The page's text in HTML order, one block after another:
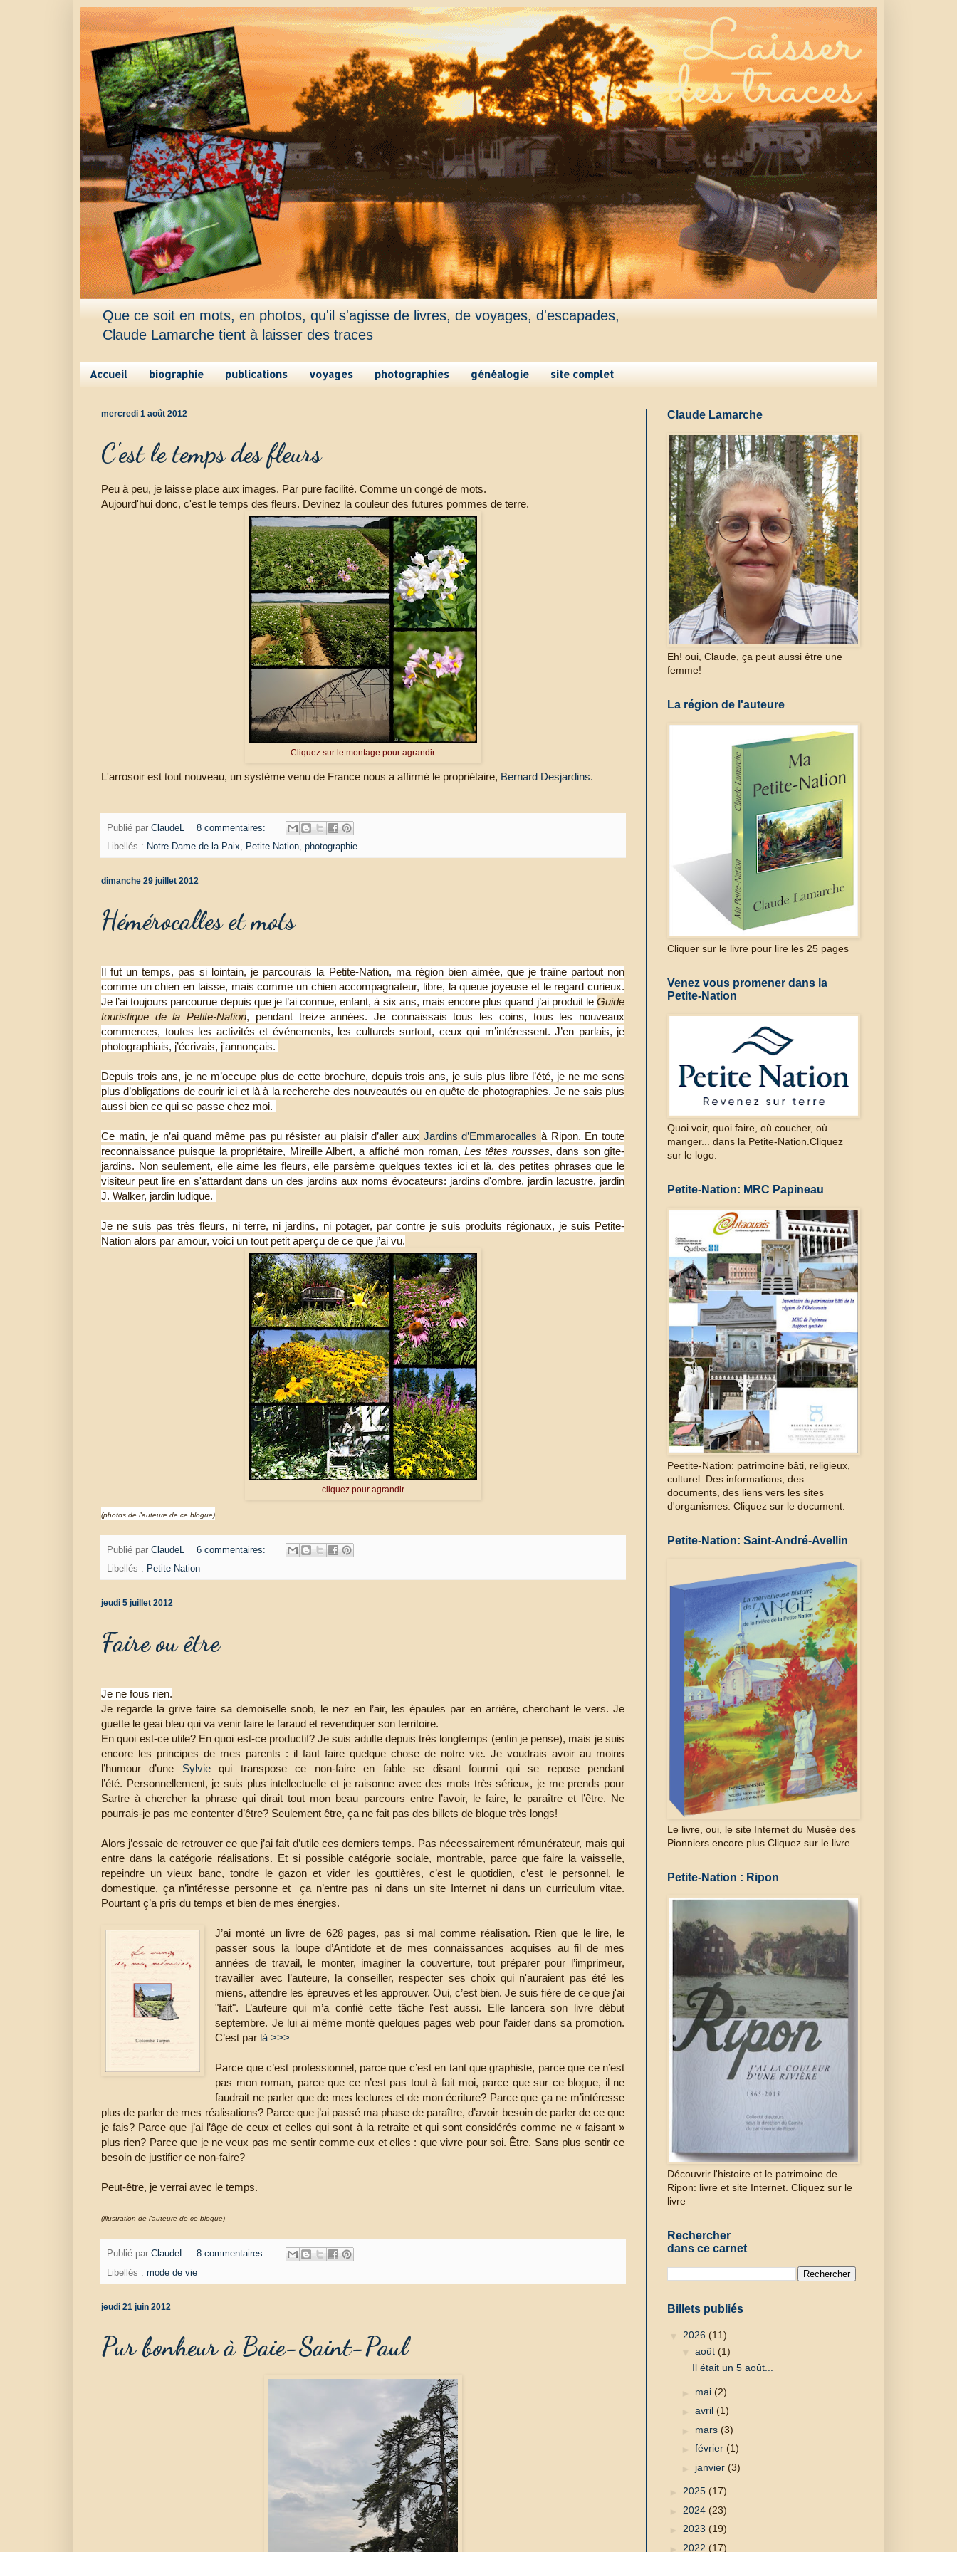
Que ce soit en mots, en photos, qu'il s'agisse de livres, de voyages, d'escapades,
Claude Lamarche tient à laisser des traces
Accueil biographie publications voyages photographies généalogie site complet
mercredi 1 août 2012
C'est le temps des fleurs
Peu à peu, je laisse place aux images. Par pure facilité. Comme un congé de mots.
Aujourd'hui donc, c'est le temps des fleurs. Devinez la couleur des futures pommes de terre.
Cliquez sur le montage pour agrandir
L'arrosoir est tout nouveau, un système venu de France nous a affirmé le propriétaire, Bernard Desjardins.
Publié par ClaudeL
8 commentaires:
Libellés : Notre-Dame-de-la-Paix, Petite-Nation, photographie
dimanche 29 juillet 2012
Hémérocalles et mots
Il fut un temps, pas si lointain, je parcourais la Petite-Nation, ma région bien aimée, que je traîne partout non
comme un chien en laisse, mais comme un chien accompagnateur, libre, la queue joyeuse et le regard curieux.
Je l’ai toujours parcourue depuis que je l’ai connue, enfant, à six ans, mais encore plus quand j’ai produit le Guide
touristique de la Petite-Nation, pendant treize années. Je connaissais tous les coins, tous les nouveaux
commerces, toutes les activités et événements, les culturels surtout, ceux qui m’intéressent. J’en parlais, je
photographiais, j’écrivais, j'annonçais.
Depuis trois ans, je ne m’occupe plus de cette brochure, depuis trois ans, je suis plus libre l’été, je ne me sens
plus d’obligations de courir ici et là à la recherche des nouveautés ou en quête de photographies. Je ne sais plus
aussi bien ce qui se passe chez moi.
Ce matin, je n’ai quand même pas pu résister au plaisir d’aller aux Jardins d’Emmarocalles à Ripon. En toute
reconnaissance puisque la propriétaire, Mireille Albert, a affiché mon roman, Les têtes rousses, dans son gîte-
jardins. Non seulement, elle aime les fleurs, elle parsème quelques textes ici et là, des petites phrases que le
visiteur peut lire en s'attardant dans un des jardins aux noms évocateurs: jardins d'ombre, jardin lacustre, jardin
J. Walker, jardin ludique.
Je ne suis pas très fleurs, ni terre, ni jardins, ni potager, par contre je suis produits régionaux, je suis Petite-
Nation alors par amour, voici un tout petit aperçu de ce que j’ai vu.
cliquez pour agrandir
(photos de l'auteure de ce blogue)
Publié par ClaudeL
6 commentaires:
Libellés : Petite-Nation
jeudi 5 juillet 2012
Faire ou être
Je ne fous rien.
Je regarde la grive faire sa demoiselle snob, le nez en l’air, les épaules par en arrière, cherchant le vers. Je
guette le geai bleu qui va venir faire le faraud et revendiquer son territoire.
En quoi est-ce utile? En quoi est-ce productif? Je suis adulte depuis très longtemps (enfin je pense), mais je suis
encore les principes de mes parents : il faut faire quelque chose de notre vie. Je voudrais avoir au moins
l’humour d’une Sylviequi transpose ce non-faire en fable se disant fourmi qui se repose pendant
l’été. Personnellement, je suis plus intellectuelle et je raisonne avec des mots très sérieux, je me prends pour
Sartre à chercher la phrase qui dirait tout mon beau parcours entre l’avoir, le faire, le paraître et l’être. Ne
pourrais-je pas me contenter d’être? Seulement être, ça ne fait pas des billets de blogue très longs!
Alors j’essaie de retrouver ce que j’ai fait d’utile ces derniers temps. Pas nécessairement rémunérateur, mais qui
entre dans la catégorie réalisations. Et si possible catégorie sociale, montrable, parce que faire la vaisselle,
repeindre un vieux banc, tondre le gazon et vider les gouttières, c’est le quotidien, c’est le personnel, le
domestique, ça n’intéresse personne et ça n’entre pas ni dans un site Internet ni dans un curriculum vitae.
Pourtant ç’a pris du temps et bien de mes énergies.
J’ai monté un livre de 628 pages, pas si mal comme réalisation. Rien que le lire, le
passer sous la loupe d’Antidote et de mes connaissances acquises au fil de mes
années de travail, le monter, imaginer la couverture, tout préparer pour l’imprimeur,
travailler avec l’auteure, la conseiller, respecter ses choix qui n'auraient pas été les
miens, attendre les épreuves et les approuver. Oui, c’est bien. Je suis fière de ce que j'ai
"fait". L’auteure qui m’a confié cette tâche l'est aussi. Elle lancera son livre début
septembre. Je lui ai même monté quelques pages web pour l’aider dans sa promotion.
C’est par là >>>
Parce que c’est professionnel, parce que c’est en tant que graphiste, parce que ce n’est
pas mon roman, parce que ce n’est pas tout à fait moi, parce que sur ce blogue, il ne
faudrait ne parler que de mes lectures et de mon écriture? Parce que ça ne m’intéresse
plus de parler de mes réalisations? Parce que j’ai passé ma phase de paraître, d’avoir besoin de parler de ce que
je fais? Parce que j’ai l’âge de ceux et celles qui sont à la retraite et qui sont considérés comme ne « faisant »
plus rien? Parce que je ne veux pas me sentir comme eux et elles : que vivre pour soi. Être. Sans plus sentir ce
besoin de justifier ce non-faire?
Peut-être, je verrai avec le temps.
(illustration de l'auteure de ce blogue)
Publié par ClaudeL
8 commentaires:
Libellés : mode de vie
jeudi 21 juin 2012
Pur bonheur à Baie-Saint-Paul
Claude Lamarche
Eh! oui, Claude, ça peut aussi être une
femme!
La région de l'auteure
Cliquer sur le livre pour lire les 25 pages
Venez vous promener dans la
Petite-Nation
Quoi voir, quoi faire, où coucher, où
manger... dans la Petite-Nation.Cliquez
sur le logo.
Petite-Nation: MRC Papineau
Peetite-Nation: patrimoine bâti, religieux,
culturel. Des informations, des
documents, des liens vers les sites
d'organismes. Cliquez sur le document.
Petite-Nation: Saint-André-Avellin
Le livre, oui, le site Internet du Musée des
Pionniers encore plus.Cliquez sur le livre.
Petite-Nation : Ripon
Découvrir l'histoire et le patrimoine de
Ripon: livre et site Internet. Cliquez sur le
livre
Rechercher
dans ce carnet
Billets publiés
▼ 2026 (11)
▼ août (1)
Il était un 5 août...
► mai (2)
► avril (1)
► mars (3)
► février (1)
► janvier (3)
► 2025 (17)
► 2024 (23)
► 2023 (19)
► 2022 (17)